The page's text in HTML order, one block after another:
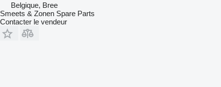
Belgique, Bree
Smeets & Zonen Spare Parts
Contacter le vendeur